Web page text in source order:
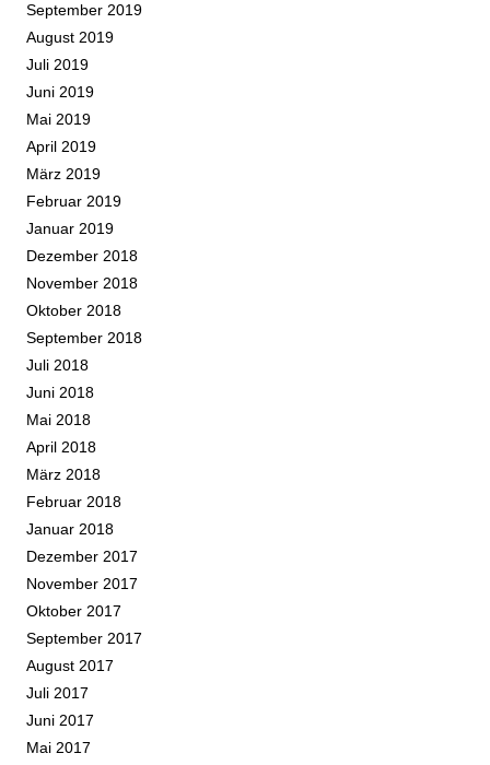
September 2019
August 2019
Juli 2019
Juni 2019
Mai 2019
April 2019
März 2019
Februar 2019
Januar 2019
Dezember 2018
November 2018
Oktober 2018
September 2018
Juli 2018
Juni 2018
Mai 2018
April 2018
März 2018
Februar 2018
Januar 2018
Dezember 2017
November 2017
Oktober 2017
September 2017
August 2017
Juli 2017
Juni 2017
Mai 2017